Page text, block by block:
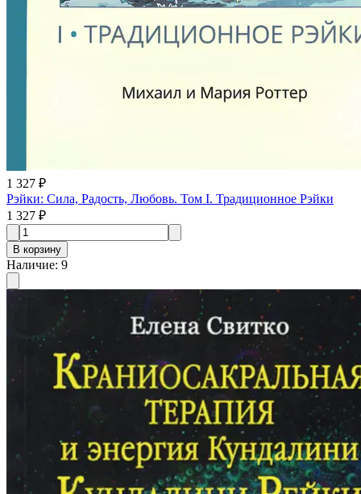
1 327 ₽
Рэйки: Сила, Радость, Любовь. Том I. Традиционное Рэйки
1 327 ₽
В корзину
Наличие: 9